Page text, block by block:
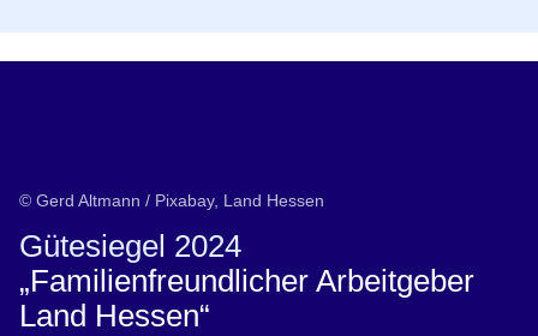
© Gerd Altmann / Pixabay, Land Hessen
Gütesiegel 2024
„Familienfreundlicher Arbeitgeber
Land Hessen“